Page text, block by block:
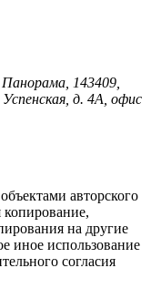
143409,
Успенская, д. 4А, офис
авторского
копирование,
на другие
иное использование
согласия